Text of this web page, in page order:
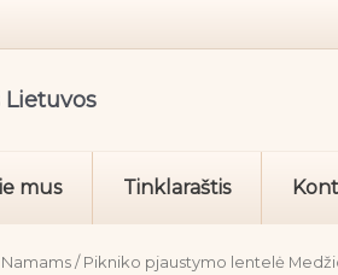
mus Tinklaraštis
Namams / Pikniko pjaustymo lentelė